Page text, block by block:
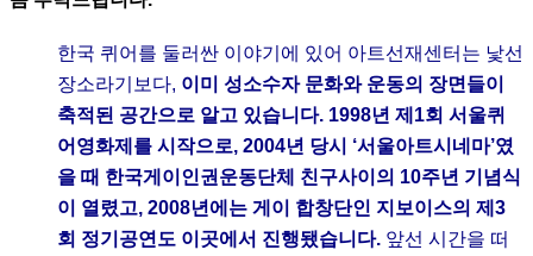
한국 퀴어를 둘러싼 이야기에 있어 아트선재센터는 낯선
장소라기보다, 이미 성소수자 문화와 운동의 장면들이
축적된 공간으로 알고 있습니다. 1998년 제1회 서울퀴
어영화제를 시작으로, 2004년 당시 ‘서울아트시네마’였
을 때 한국게이인권운동단체 친구사이의 10주년 기념식
이 열렸고, 2008년에는 게이 합창단인 지보이스의 제3
회 정기공연도 이곳에서 진행됐습니다. 앞선 시간을 떠